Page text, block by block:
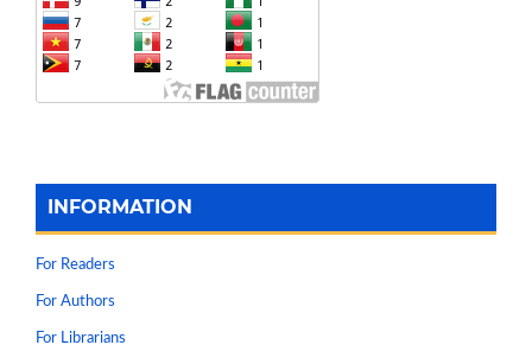
INFORMATION
For Readers
For Authors
For Librarians